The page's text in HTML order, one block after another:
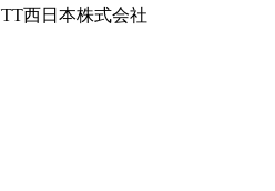
西日本株式会社